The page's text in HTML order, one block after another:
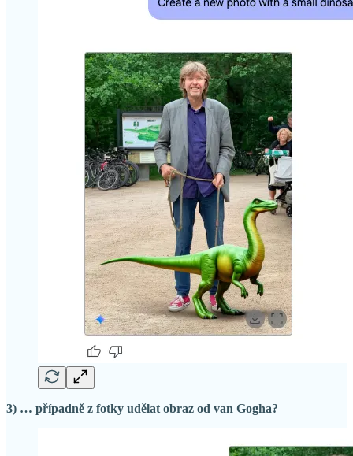
3) … případně z fotky udělat obraz od van Gogha?